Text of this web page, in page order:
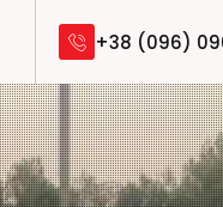
+38 (096)